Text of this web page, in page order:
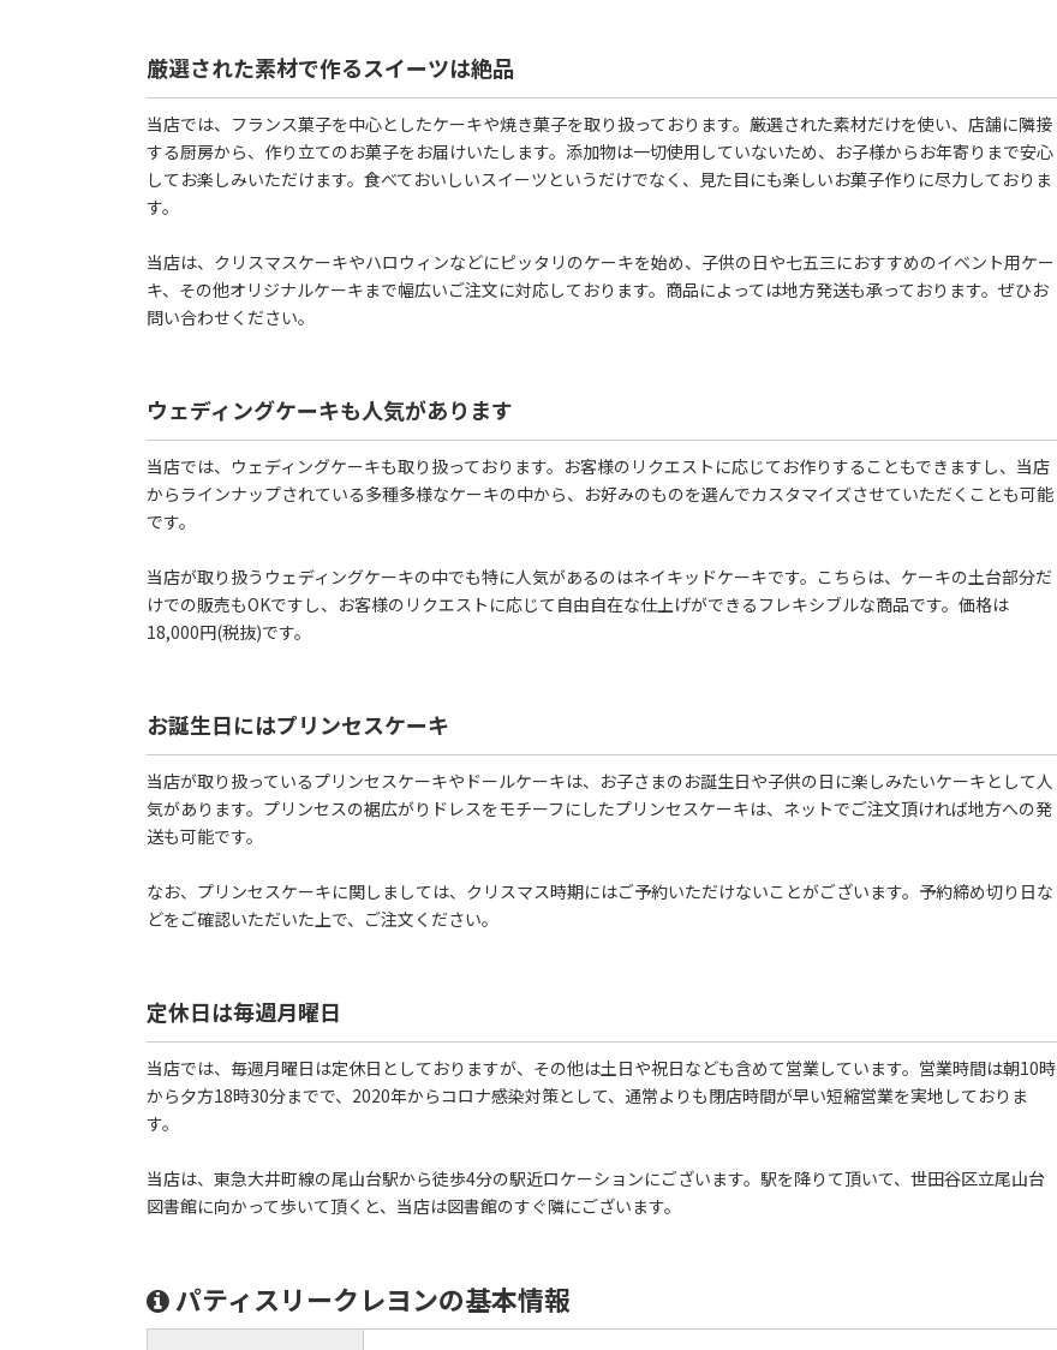
厳選された素材で作るスイーツは絶品
当店では、フランス菓子を中心としたケーキや焼き菓子を取り扱っております。厳選された素材だけを使い、店舗に隣接
する厨房から、作り立てのお菓子をお届けいたします。添加物は一切使用していないため、お子様からお年寄りまで安心
してお楽しみいただけます。食べておいしいスイーツというだけでなく、見た目にも楽しいお菓子作りに尽力しておりま
す。
当店は、クリスマスケーキやハロウィンなどにピッタリのケーキを始め、子供の日や七五三におすすめのイベント用ケー
キ、その他オリジナルケーキまで幅広いご注文に対応しております。商品によっては地方発送も承っております。ぜひお
問い合わせください。
ウェディングケーキも人気があります
当店では、ウェディングケーキも取り扱っております。お客様のリクエストに応じてお作りすることもできますし、当店
からラインナップされている多種多様なケーキの中から、お好みのものを選んでカスタマイズさせていただくことも可能
です。
当店が取り扱うウェディングケーキの中でも特に人気があるのはネイキッドケーキです。こちらは、ケーキの土台部分だ
けでの販売もOKですし、お客様のリクエストに応じて自由自在な仕上げができるフレキシブルな商品です。価格は
18,000円(税抜)です。
お誕生日にはプリンセスケーキ
当店が取り扱っているプリンセスケーキやドールケーキは、お子さまのお誕生日や子供の日に楽しみたいケーキとして人
気があります。プリンセスの裾広がりドレスをモチーフにしたプリンセスケーキは、ネットでご注文頂ければ地方への発
送も可能です。
なお、プリンセスケーキに関しましては、クリスマス時期にはご予約いただけないことがございます。予約締め切り日な
どをご確認いただいた上で、ご注文ください。
定休日は毎週月曜日
当店では、毎週月曜日は定休日としておりますが、その他は土日や祝日なども含めて営業しています。営業時間は朝10時
から夕方18時30分までで、2020年からコロナ感染対策として、通常よりも閉店時間が早い短縮営業を実地しておりま
す。
当店は、東急大井町線の尾山台駅から徒歩4分の駅近ロケーションにございます。駅を降りて頂いて、世田谷区立尾山台
図書館に向かって歩いて頂くと、当店は図書館のすぐ隣にございます。
パティスリークレヨンの基本情報